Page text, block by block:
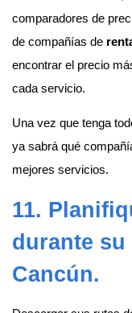
comparadores de
de compañías de
encontrar el precio
cada servicio.
Una vez que tenga
ya sabrá qué
mejores servicios.
11.
durante su
Cancún.